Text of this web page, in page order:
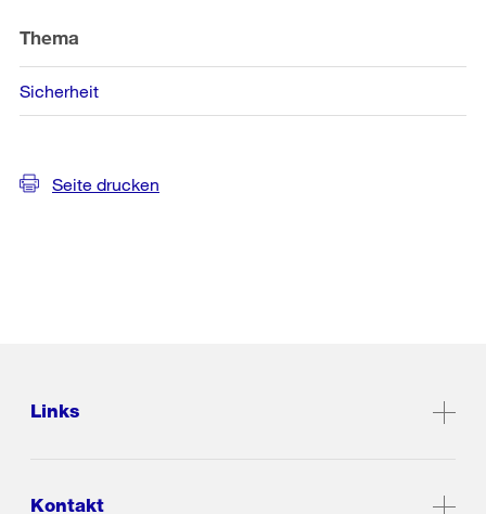
Thema
Sicherheit
Seite drucken
Links
Kontakt